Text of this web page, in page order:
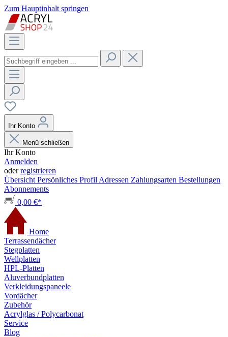
Zum Hauptinhalt springen
Ihr Konto
Menü schließen
Ihr Konto
Anmelden
oderregistrieren
Übersicht Persönliches Profil Adressen Zahlungsarten Bestellungen
Abonnements
0,00 €*
Home
Terrassendächer
Stegplatten
Wellplatten
HPL-Platten
Aluverbundplatten
Verkleidungspaneele
Vordächer
Zubehör
Acrylglas / Polycarbonat
Service
Blog